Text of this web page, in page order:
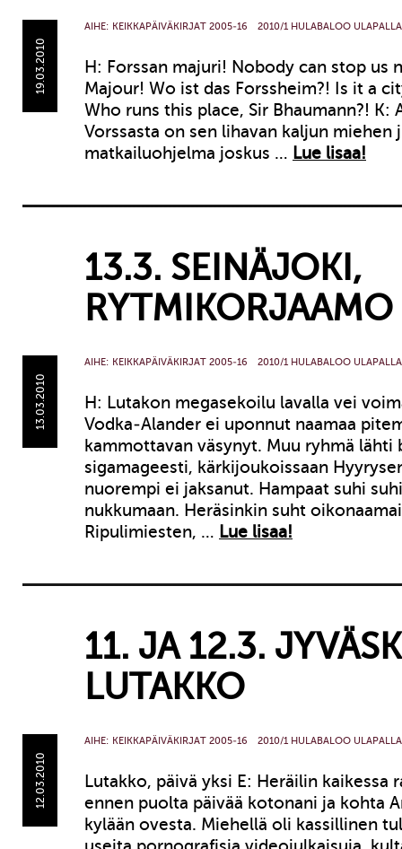
19.03.2010
AIHE: KEIKKAPÄIVÄKIRJAT 2005-16 2010/1 HULABALOO ULAPALLA
H: Forssan majuri! Nobody can stop us
Majour! Wo ist das Forssheim?! Is it a
Who runs this place, Sir Bhaumann?! K:
Vorssasta on sen lihavan kaljun miehen
matkailuohjelma joskus … Lue lisaa!
13.3. SEINÄJOKI,
RYTMIKORJAAMO
13.03.2010
AIHE: KEIKKAPÄIVÄKIRJAT 2005-16 2010/1 HULABALOO ULAPALLA
H: Lutakon megasekoilu lavalla vei
Vodka-Alander ei uponnut naamaa
kammottavan väsynyt. Muu ryhmä lähti
sigamageesti, kärkijoukoissaan
nuorempi ei jaksanut. Hampaat suhi
nukkumaan. Heräsinkin suht
Ripulimiesten, … Lue lisaa!
11. JA 12.3.
LUTAKKO
12.03.2010
AIHE: KEIKKAPÄIVÄKIRJAT 2005-16 2010/1 HULABALOO ULAPALLA
Lutakko, päivä yksi E: Heräilin kaikessa
ennen puolta päivää kotonani ja kohta
kylään ovesta. Miehellä oli kassillinen